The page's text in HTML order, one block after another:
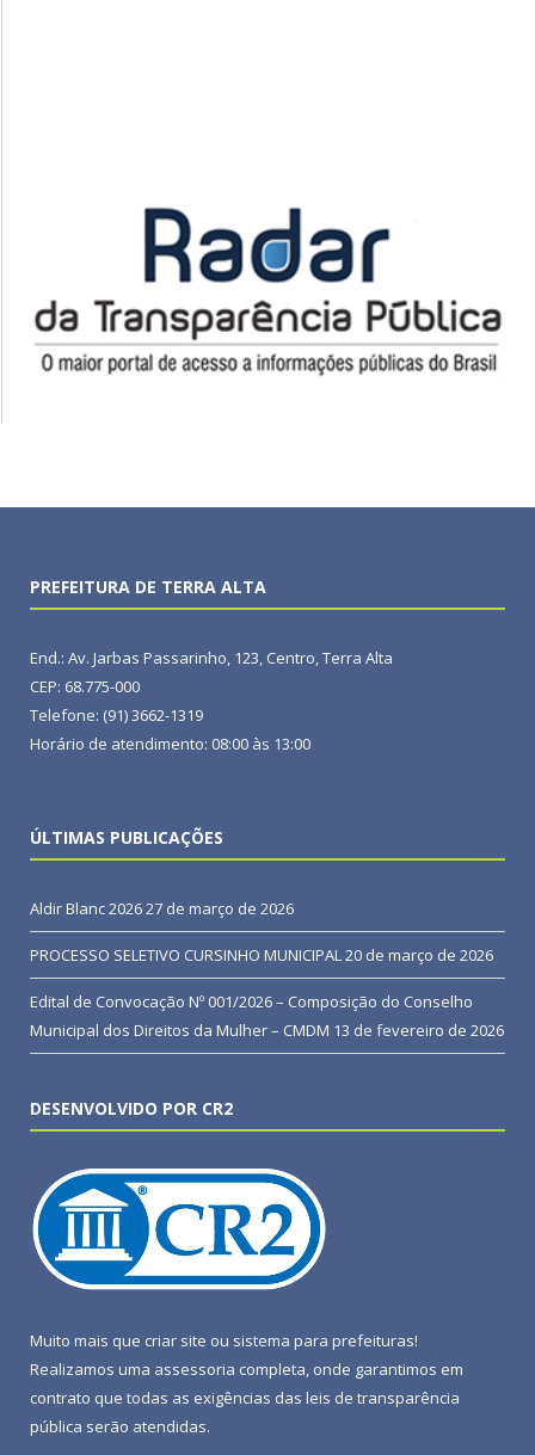
PREFEITURA DE TERRA ALTA
End.: Av. Jarbas Passarinho, 123, Centro, Terra Alta
CEP: 68.775-000
Telefone: (91) 3662-1319
Horário de atendimento: 08:00 às 13:00
ÚLTIMAS PUBLICAÇÕES
Aldir Blanc 202627 de março de 2026
PROCESSO SELETIVO CURSINHO MUNICIPAL20 de março de 2026
Edital de Convocação Nº 001/2026 – Composição do Conselho
Municipal dos Direitos da Mulher – CMDM 13 de fevereiro de 2026
DESENVOLVIDO POR CR2
Muito mais que criar site ou sistema para prefeituras!
Realizamos uma assessoria completa, onde garantimos em
contrato que todas as exigências das leis de transparência
pública serão atendidas.